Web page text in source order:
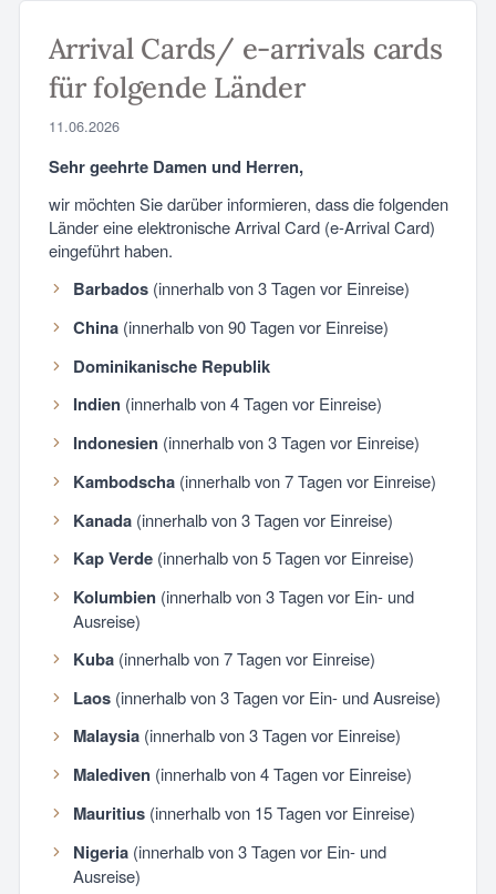
Arrival Cards/ e-arrivals cards
für folgende Länder
11.06.2026
Sehr geehrte Damen und Herren,
wir möchten Sie darüber informieren, dass die folgenden
Länder eine elektronische Arrival Card (e-Arrival Card)
eingeführt haben.
Barbados(innerhalb von 3 Tagen vor Einreise)
China(innerhalb von 90 Tagen vor Einreise)
Dominikanische Republik
Indien (innerhalb von 4 Tagen vor Einreise)
Indonesien (innerhalb von 3 Tagen vor Einreise)
Kambodscha(innerhalb von 7 Tagen vor Einreise)
Kanada(innerhalb von 3 Tagen vor Einreise)
Kap Verde(innerhalb von 5 Tagen vor Einreise)
Kolumbien (innerhalb von 3 Tagen vor Ein- und
Ausreise)
Kuba(innerhalb von 7 Tagen vor Einreise)
Laos(innerhalb von 3 Tagen vor Ein- und Ausreise)
Malaysia(innerhalb von 3 Tagen vor Einreise)
Malediven (innerhalb von 4 Tagen vor Einreise)
Mauritius(innerhalb von 15 Tagen vor Einreise)
Nigeria(innerhalb von 3 Tagen vor Ein- und
Ausreise)